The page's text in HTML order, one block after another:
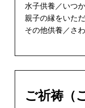
水子供養／いつ
親子の縁をいた
その他供養／
ご祈祷（